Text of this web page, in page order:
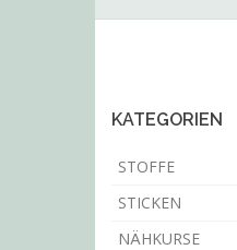
KATEGORIEN
STOFFE
STICKEN
NÄHKURSE